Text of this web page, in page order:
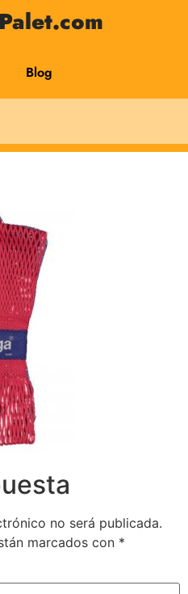
Blog
no será publicada.
marcados con *